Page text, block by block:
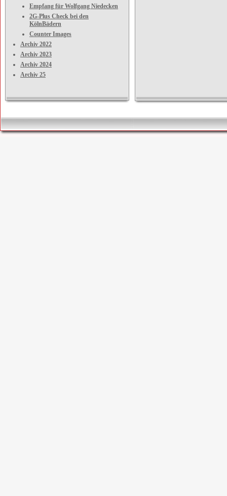
Empfang für Wolfgang Niedecken
2G-Plus Check bei den
KölnBädern
Counter Images
Archiv 2022
Archiv 2023
Archiv 2024
Archiv 25